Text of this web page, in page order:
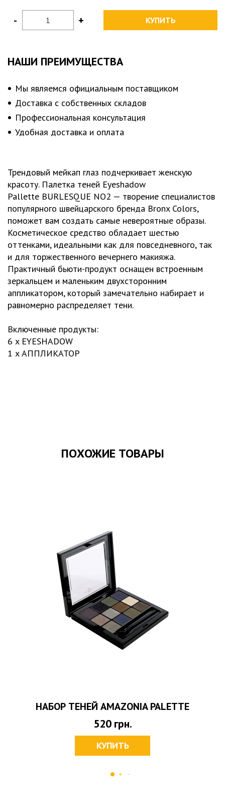
Трендовый мейкап глаз подчеркивает женскую
красоту. Палетка теней Eyeshadow
Pallette BURLESQUE NO2 — творение специалистов
популярного швейцарского бренда Bronx Colors,
поможет вам создать самые невероятные образы.
Косметическое средство обладает шестью
оттенками, идеальными как для повседневного, так
и для торжественного вечернего макияжа.
Практичный бьюти-продукт оснащен встроенным
зеркальцем и маленьким двухсторонним
аппликатором, который замечательно набирает и
равномерно распределяет тени.
Включенные продукты:
6 x EYESHADOW
1 x АППЛИКАТОР
+
- КУПИТЬ
НАШИ ПРЕИМУЩЕСТВА
Мы являемся официальным поставщиком
Доставка с собственных складов
Профессиональная консультация
Удобная доставка и оплата
ПОХОЖИЕ ТОВАРЫ
НАБОР ТЕНЕЙ AMAZONIA PALETTE
520 грн.
КУПИТЬ